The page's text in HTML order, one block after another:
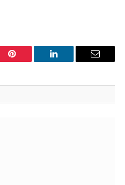
Pinterest LinkedIn Email